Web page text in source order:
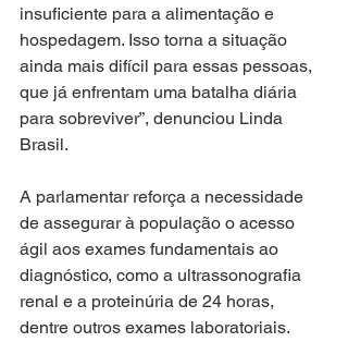
insuficiente para a alimentação e
hospedagem. Isso torna a situação
ainda mais difícil para essas pessoas,
que já enfrentam uma batalha diária
para sobreviver”, denunciou Linda
Brasil.
A parlamentar reforça a necessidade
de assegurar à população o acesso
ágil aos exames fundamentais ao
diagnóstico, como a ultrassonografia
renal e a proteinúria de 24 horas,
dentre outros exames laboratoriais.